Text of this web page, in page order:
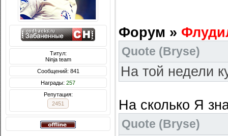
Титул:
Ninja team
Сообщений: 841
Награды: 257
Репутация:
2451
Форум »
Quote (Bryse)
На той недели
На сколько Я
Quote (Bryse)